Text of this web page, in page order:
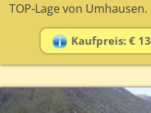
TOP-Lage von
Kaufpreis: €